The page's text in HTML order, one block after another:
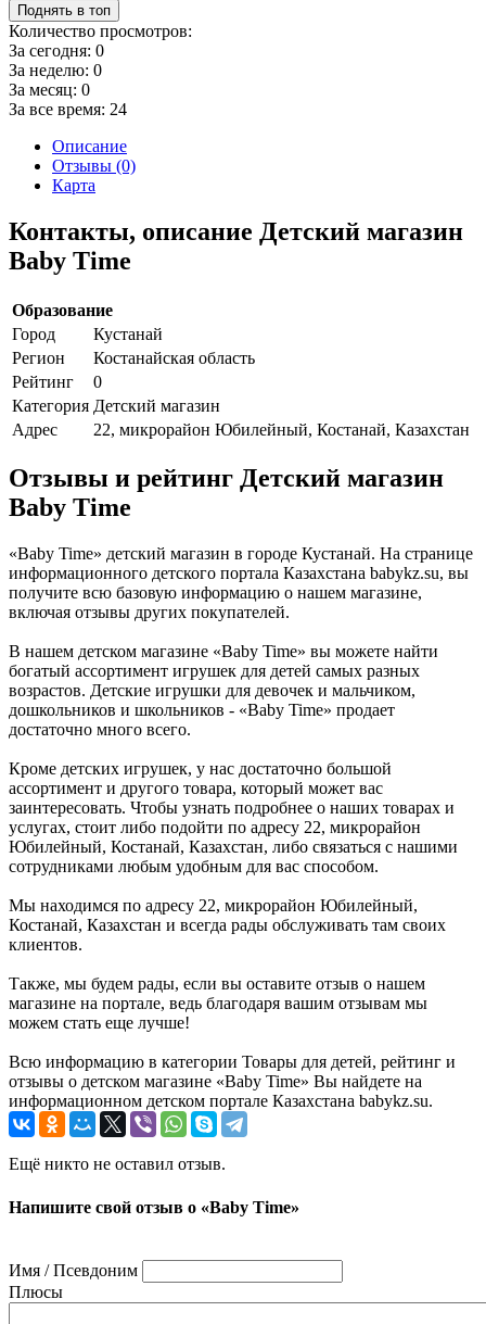
Поднять в топ
Количество просмотров:
За сегодня: 0
За неделю: 0
За месяц: 0
За все время: 24
Описание
Отзывы (0)
Карта
Контакты, описание Детский магазин
Baby Time
Образование
Город
Кустанай
Регион
Костанайская область
Рейтинг
0
Категория Детский магазин
Адрес
22, микрорайон Юбилейный, Костанай, Казахстан
Отзывы и рейтинг Детский магазин
Baby Time
«Baby Time» детский магазин в городе Кустанай. На странице
информационного детского портала Казахстана babykz.su, вы
получите всю базовую информацию о нашем магазине,
включая отзывы других покупателей.
В нашем детском магазине «Baby Time» вы можете найти
богатый ассортимент игрушек для детей самых разных
возрастов. Детские игрушки для девочек и мальчиком,
дошкольников и школьников - «Baby Time» продает
достаточно много всего.
Кроме детских игрушек, у нас достаточно большой
ассортимент и другого товара, который может вас
заинтересовать. Чтобы узнать подробнее о наших товарах и
услугах, стоит либо подойти по адресу 22, микрорайон
Юбилейный, Костанай, Казахстан, либо связаться с нашими
сотрудниками любым удобным для вас способом.
Мы находимся по адресу 22, микрорайон Юбилейный,
Костанай, Казахстан и всегда рады обслуживать там своих
клиентов.
Также, мы будем рады, если вы оставите отзыв о нашем
магазине на портале, ведь благодаря вашим отзывам мы
можем стать еще лучше!
Всю информацию в категории Товары для детей, рейтинг и
отзывы о детском магазине «Baby Time» Вы найдете на
информационном детском портале Казахстана babykz.su.
Ещё никто не оставил отзыв.
Напишите свой отзыв о «Baby Time»
Имя / Псевдоним
Плюсы